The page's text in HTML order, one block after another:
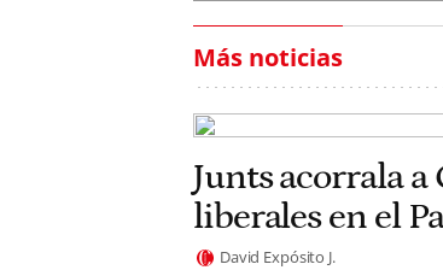
Más noticias
Junts acorrala
liberales en el
David Expósito J.